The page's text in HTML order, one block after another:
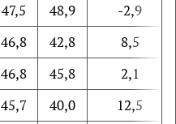
47,5 48,9
-2,9
46,8 42,8
8,5
46,8 45,8
2,1
45,7 40,0
12,5